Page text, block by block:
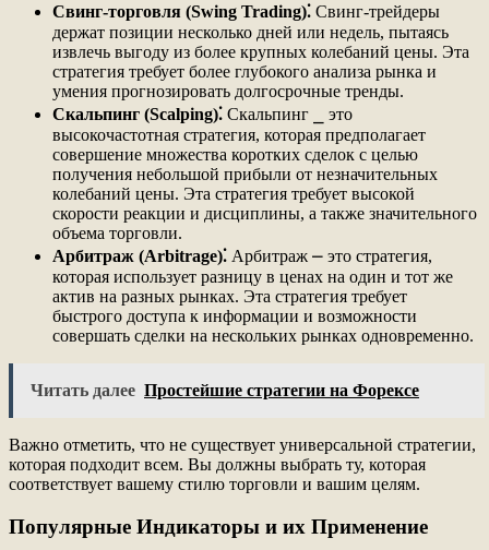
Свинг-торговля (Swing Trading)⁚ Свинг-трейдеры
держат позиции несколько дней или недель, пытаясь
извлечь выгоду из более крупных колебаний цены. Эта
стратегия требует более глубокого анализа рынка и
умения прогнозировать долгосрочные тренды.
Скальпинг (Scalping)⁚ Скальпинг ⎯ это
высокочастотная стратегия, которая предполагает
совершение множества коротких сделок с целью
получения небольшой прибыли от незначительных
колебаний цены. Эта стратегия требует высокой
скорости реакции и дисциплины, а также значительного
объема торговли.
Арбитраж (Arbitrage)⁚ Арбитраж ⎼ это стратегия,
которая использует разницу в ценах на один и тот же
актив на разных рынках. Эта стратегия требует
быстрого доступа к информации и возможности
совершать сделки на нескольких рынках одновременно.
Читать далее Простейшие стратегии на Форексе
Важно отметить, что не существует универсальной стратегии,
которая подходит всем. Вы должны выбрать ту, которая
соответствует вашему стилю торговли и вашим целям.
Популярные Индикаторы и их Применение